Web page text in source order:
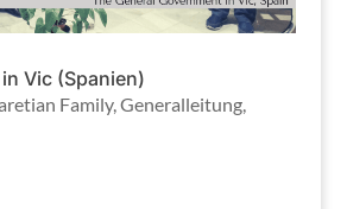
Vic (Spanien)
Family,Generalleitung,